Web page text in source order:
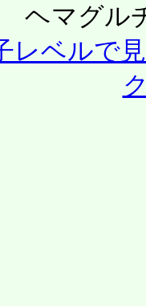
ヘマグル
レベルで